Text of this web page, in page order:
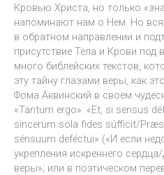
Кровью Христа, но только
напоминают нам о Нем. Но
в обратном направлении и
присутствие Тела и Крови под
много библейских текстов,
эту тайну глазами веры, как
Фома Аквинский в своем
«Tantum ergo»: «Et, si sensus
sincerum sola fides súfficit/
sénsuum deféctui» («И если
укрепления искреннего
веры»; или в поэтическом